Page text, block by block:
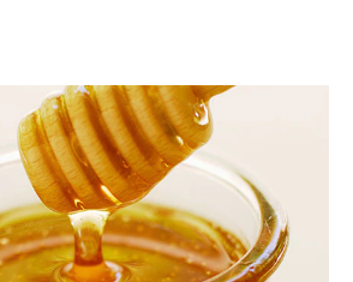
PARA PROFESIONALES
DÓNDE COMPRAR
VE (ES)